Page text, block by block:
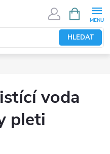
HLEDAT
NÁKUPNÍ
KOŠÍK
voda
pleti